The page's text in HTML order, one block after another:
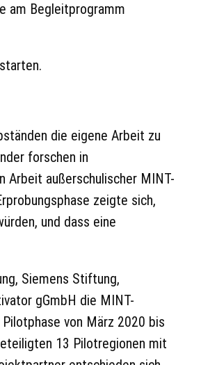
am Begleitprogramm
die eigene Arbeit zu
forschen in
Arbeit außerschulischer MINT-
zeigte sich,
und dass eine
Siemens Stiftung,
gGmbH die MINT-
von März 2020 bis
13 Pilotregionen mit